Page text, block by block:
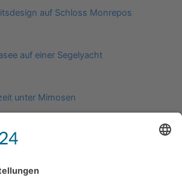
auf Schloss Monrepos
auf einer Segelyacht
unter Mimosen